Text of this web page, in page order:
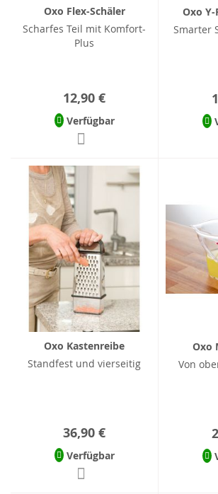
Oxo Flex-Schäler
Scharfes Teil mit Komfort-
Plus
12,90 €
Verfügbar
Oxo
Smarter
Oxo Kastenreibe
Standfest und vierseitig
36,90 €
Verfügbar
Oxo
Von